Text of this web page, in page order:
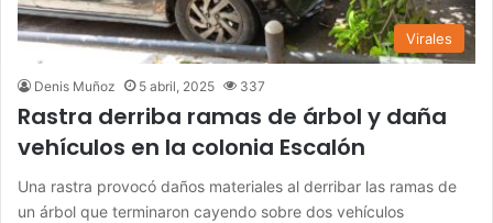
Virales
Denis Muñoz 5 abril, 2025 337
Rastra derriba ramas de árbol y daña
vehículos en la colonia Escalón
Una rastra provocó daños materiales al derribar las ramas de
un árbol que terminaron cayendo sobre dos vehículos